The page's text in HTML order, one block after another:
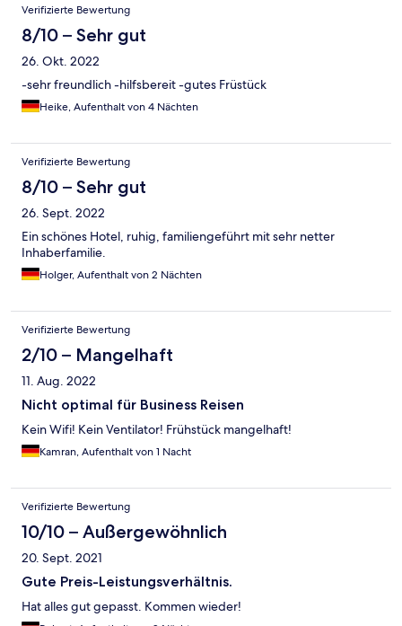
Verifizierte Bewertung
8/10 – Sehr gut
26. Okt. 2022
-sehr freundlich -hilfsbereit -gutes Früstück
Heike, Aufenthalt von 4 Nächten
Verifizierte Bewertung
8/10 – Sehr gut
26. Sept. 2022
Ein schönes Hotel, ruhig, familiengeführt mit sehr netter
Inhaberfamilie.
Holger, Aufenthalt von 2 Nächten
Verifizierte Bewertung
2/10 – Mangelhaft
11. Aug. 2022
Nicht optimal für Business Reisen
Kein Wifi! Kein Ventilator! Frühstück mangelhaft!
Kamran, Aufenthalt von 1 Nacht
Verifizierte Bewertung
10/10 – Außergewöhnlich
20. Sept. 2021
Gute Preis-Leistungsverhältnis.
Hat alles gut gepasst. Kommen wieder!